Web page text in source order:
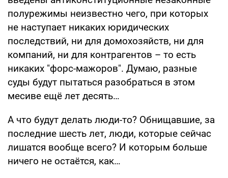
полурежимы неизвестно чего, при которых
не наступает никаких юридических
последствий, ни для домохозяйств, ни для
компаний, ни для контрагентов – то есть
никаких "форс-мажоров". Думаю, разные
суды будут пытаться разобраться в этом
месиве ещё лет десять…
А что будут делать люди-то? Обнищавшие, за
последние шесть лет, люди, которые сейчас
лишатся вообще всего? И которым больше
ничего не остаётся, как…